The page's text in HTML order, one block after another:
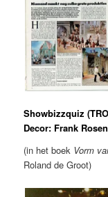
Showbizzquiz
Decor: Frank Rosen
(in het boek Vorm
Roland de Groot)